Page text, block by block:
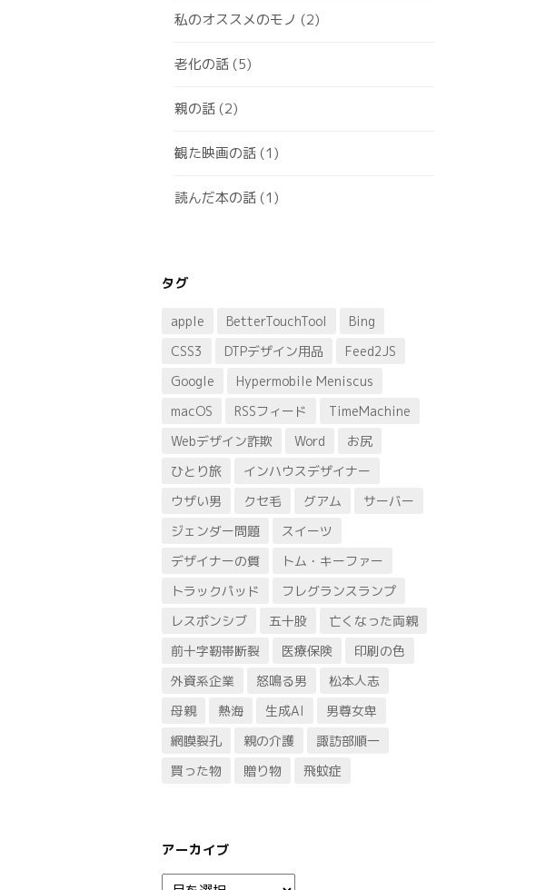
私のオススメのモノ (2)
老化の話 (5)
親の話 (2)
観た映画の話 (1)
読んだ本の話 (1)
タグ
apple BetterTouchTool
Bing
CSS3
DTPデザイン用品
Feed2JS
Google
Hypermobile Meniscus
macOS
RSSフィード
TimeMachine
Webデザイン詐欺
Word
お尻
ひとり旅
インハウスデザイナー
ウザい男
クセ毛 グアム
サーバー
ジェンダー問題
スイーツ
デザイナーの質
トム・キーファー
トラックパッド
フレグランスランプ
レスポンシブ
五十股
亡くなった両親
前十字靭帯断裂
医療保険
印刷の色
外資系企業
怒鳴る男
松本人志
母親
熱海 生成AI
男尊女卑
網膜裂孔
親の介護
諏訪部順一
買った物
贈り物 飛蚊症
アーカイブ
ア